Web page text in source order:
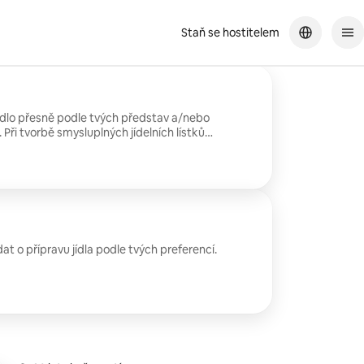
Staň se hostitelem
přesně podle tvých představ a/nebo
tvorbě smysluplných jídelních lístků
o přípravu jídla podle tvých preferencí.